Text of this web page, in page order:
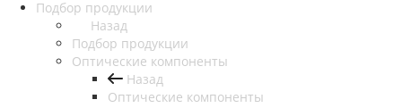
Подбор продукции
Назад
Подбор продукции
Оптические компоненты
Назад
Оптические компоненты